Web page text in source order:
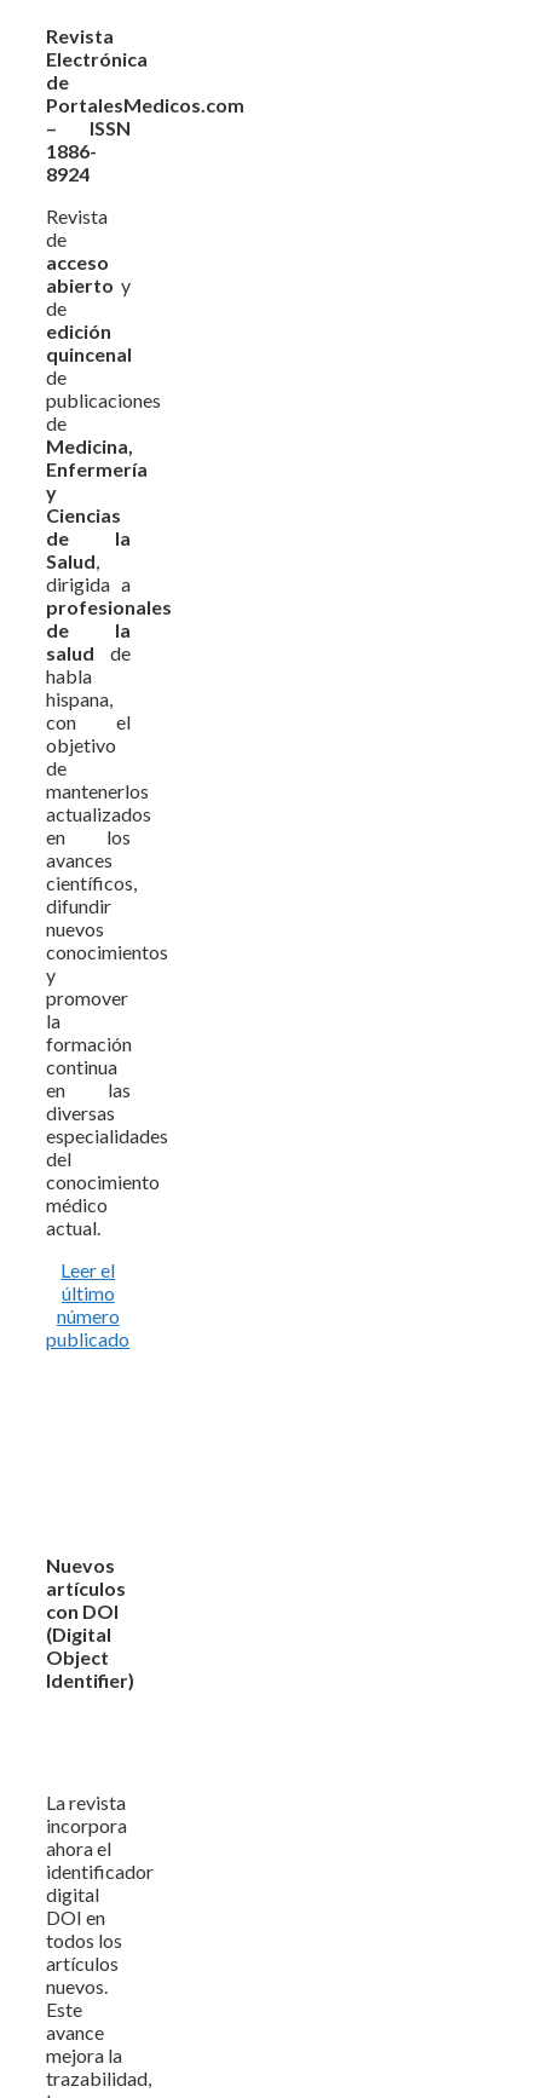
Revista
Electrónica
de
PortalesMedicos.com
– ISSN
1886-
8924
Revista
de
acceso
abierto y
de
edición
quincenal
de
publicaciones
de
Medicina,
Enfermería
y
Ciencias
de la
Salud,
dirigida a
profesionales
de la
salud de
habla
hispana,
con el
objetivo
de
mantenerlos
actualizados
en los
avances
científicos,
difundir
nuevos
conocimientos
y
promover
la
formación
continua
en las
diversas
especialidades
del
conocimiento
médico
actual.
Leer el
último
número
publicado
Nuevos
artículos
con DOI
(Digital
Object
Identifier)
La revista
incorpora
ahora el
identificador
digital
DOI en
todos los
artículos
nuevos.
Este
avance
mejora la
trazabilidad,